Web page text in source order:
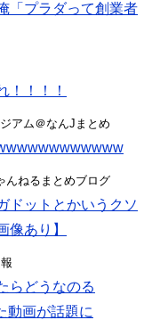
「プラダって創業者
！！！！
アム＠なんJまとめ
んねるまとめブログ
ドットとかいうクソ
像あり】
らどうなのる
画が話題に